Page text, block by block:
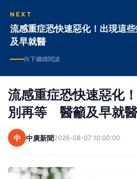
NEXT
流感重症恐快速惡化！出現這
及早就醫
向下繼續閱讀
流感重症恐快速惡化
別再等 醫籲及早就醫
中 中廣新聞2026-08-07 10:00:00